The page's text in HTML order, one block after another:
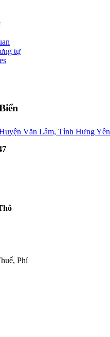
tự
Văn Lâm, Tỉnh Hưng Yên
Phí